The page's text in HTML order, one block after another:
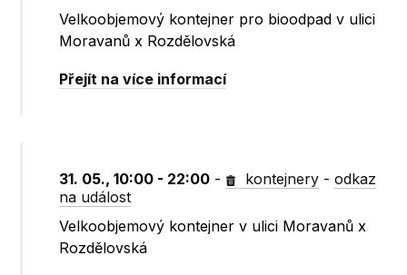
Velkoobjemový kontejner pro bioodpad v ulici
Moravanů x Rozdělovská
Přejít na více informací
31. 05., 10:00 - 22:00 - kontejnery -odkaz
na událost
Velkoobjemový kontejner v ulici Moravanů x
Rozdělovská